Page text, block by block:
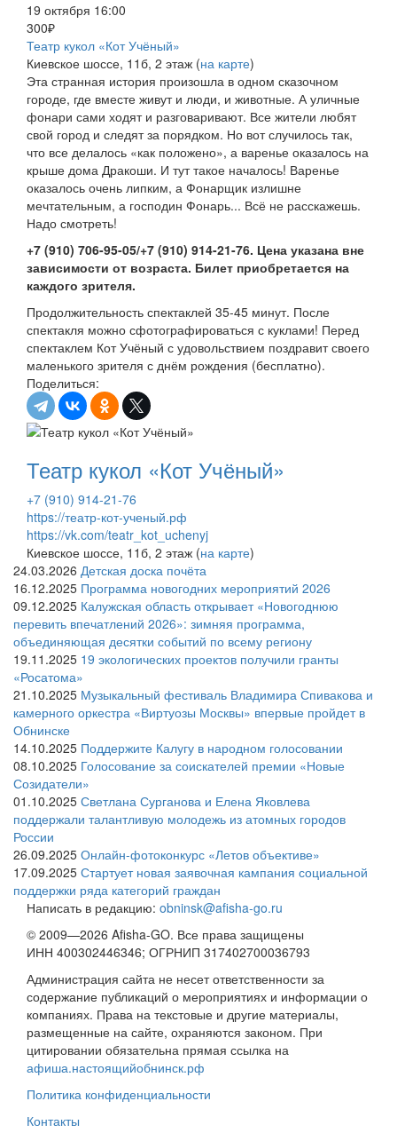
19 октября 16:00
300₽
Театр кукол «Кот Учёный»
Киевское шоссе, 11б, 2 этаж (на карте)
Эта странная история произошла в одном сказочном
городе, где вместе живут и люди, и животные. А уличные
фонари сами ходят и разговаривают. Все жители любят
свой город и следят за порядком. Но вот случилось так,
что все делалось «как положено», а варенье оказалось на
крыше дома Дракоши. И тут такое началось! Варенье
оказалось очень липким, а Фонарщик излишне
мечтательным, а господин Фонарь... Всё не расскажешь.
Надо смотреть!
+7 (910) 706-95-05/+7 (910) 914-21-76. Цена указана вне
зависимости от возраста. Билет приобретается на
каждого зрителя.
Продолжительность спектаклей 35-45 минут. После
спектакля можно сфотографироваться с куклами! Перед
спектаклем Кот Учёный с удовольствием поздравит своего
маленького зрителя с днём рождения (бесплатно).
Поделиться:
Театр кукол «Кот Учёный»
+7 (910) 914-21-76
https://театр-кот-ученый.рф
https://vk.com/teatr_kot_uchenyj
Киевское шоссе, 11б, 2 этаж (на карте)
24.03.2026 Детская доска почёта
16.12.2025 Программа новогодних мероприятий 2026
09.12.2025 Калужская область открывает «Новогоднюю
перевить впечатлений 2026»: зимняя программа,
объединяющая десятки событий по всему региону
19.11.2025 19 экологических проектов получили гранты
«Росатома»
21.10.2025 Музыкальный фестиваль Владимира Спивакова и
камерного оркестра «Виртуозы Москвы» впервые пройдет в
Обнинске
14.10.2025 Поддержите Калугу в народном голосовании
08.10.2025 Голосование за соискателей премии «Новые
Созидатели»
01.10.2025 Светлана Сурганова и Елена Яковлева
поддержали талантливую молодежь из атомных городов
России
26.09.2025 Онлайн-фотоконкурс «Летов объективе»
17.09.2025 Стартует новая заявочная кампания социальной
поддержки ряда категорий граждан
Написать в редакцию: obninsk@afisha-go.ru
© 2009—2026 Afisha-GO. Все права защищены
ИНН 400302446346; ОГРНИП 317402700036793
Администрация сайта не несет ответственности за
содержание публикаций о мероприятиях и информации о
компаниях. Права на текстовые и другие материалы,
размещенные на сайте, охраняются законом. При
цитировании обязательна прямая ссылка на
афиша.настоящийобнинск.рф
Политика конфиденциальности
Контакты